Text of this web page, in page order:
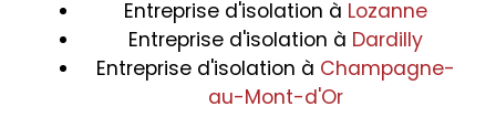
Entreprise d'isolation à Lozanne
Entreprise d'isolation à Dardilly
Entreprise d'isolation à Champagne-
au-Mont-d'Or